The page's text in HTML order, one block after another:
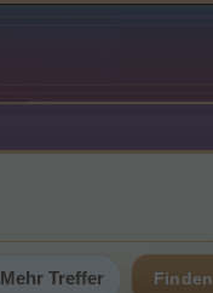
Mehr Treffer Finden